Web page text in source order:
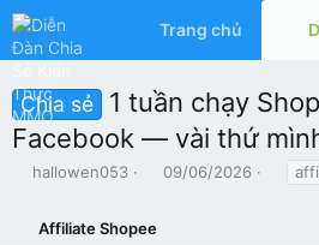
Trang chủ
Chia sẻ
1 tuần chạy
Facebook — vài thứ
T
e
hallowen053
N
09/06/2026
Affiliate Shopee